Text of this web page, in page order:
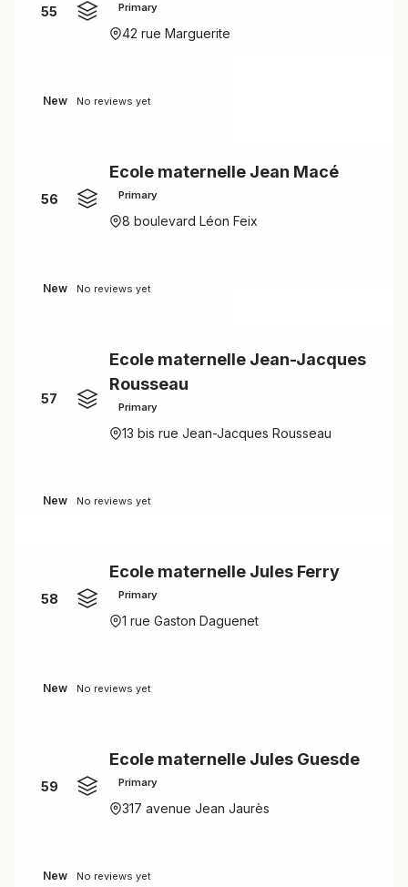
55 Primary
42 rue Marguerite
New No reviews yet
56
Ecole maternelle Jean Macé
Primary
8 boulevard Léon Feix
New No reviews yet
57
Ecole maternelle Jean-Jacques
Rousseau
Primary
13 bis rue Jean-Jacques Rousseau
New No reviews yet
58
Ecole maternelle Jules Ferry
Primary
1 rue Gaston Daguenet
New No reviews yet
59
Ecole maternelle Jules Guesde
Primary
317 avenue Jean Jaurès
New No reviews yet